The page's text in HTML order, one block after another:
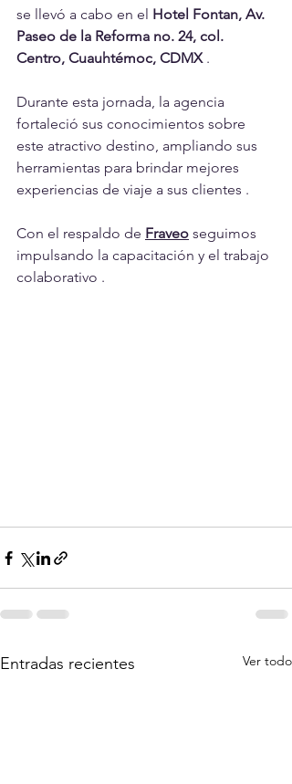
se llevó a cabo en el Hotel Fontan, Av.
Paseo de la Reforma no. 24, col.
Centro, Cuauhtémoc, CDMX .
Durante esta jornada, la agencia
fortaleció sus conocimientos sobre
este atractivo destino, ampliando sus
herramientas para brindar mejores
experiencias de viaje a sus clientes .
Con el respaldo de Fraveo seguimos
impulsando la capacitación y el trabajo
colaborativo .
Entradas recientes Ver todo